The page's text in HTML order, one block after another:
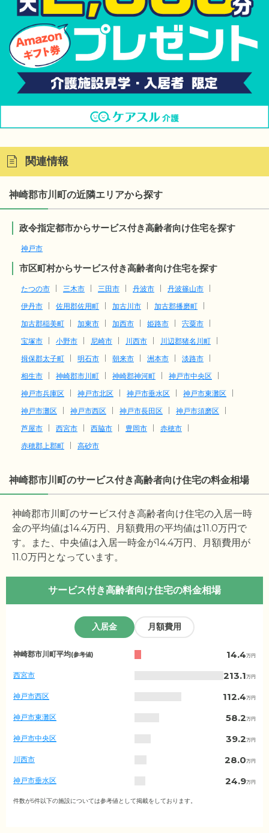
関連情報
神崎郡市川町の近隣エリアから探す
政令指定都市からサービス付き高齢者向け住宅を探す
神戸市
市区町村からサービス付き高齢者向け住宅を探す
たつの市 三木市 三田市 丹波市
丹波篠山市
伊丹市
佐用郡佐用町 加古川市
加古郡播磨町
加古郡稲美町
加東市 加西市 姫路市
宍粟市
宝塚市
小野市 尼崎市 川西市
川辺郡猪名川町
揖保郡太子町
明石市 朝来市 洲本市
淡路市
相生市
神崎郡市川町 神崎郡神河町
神戸市中央区
神戸市兵庫区
神戸市北区 神戸市垂水区
神戸市東灘区
神戸市灘区
神戸市西区 神戸市長田区
神戸市須磨区
芦屋市
西宮市 西脇市 豊岡市
赤穂市
赤穂郡上郡町
高砂市
神崎郡市川町のサービス付き高齢者向け住宅の料金相場
神崎郡市川町のサービス付き高齢者向け住宅の入居一時
金の平均値は14.4万円、月額費用の平均値は11.0万円で
す。また、中央値は入居一時金が14.4万円、月額費用が
11.0万円となっています。
サービス付き高齢者向け住宅の料金相場
入居金 月額費用
兵
庫
県
の
入
居
金
相
場
区
村
神崎郡市川町平均(参考値) 14.4万円
西宮市 213.1万円
神戸市西区 112.4万円
神戸市東灘区 58.2万円
神戸市中央区 39.2万円
川西市 28.0万円
神戸市垂水区 24.9万円
尼崎市
件数が5件以下の施設については参考値として掲載をしております。